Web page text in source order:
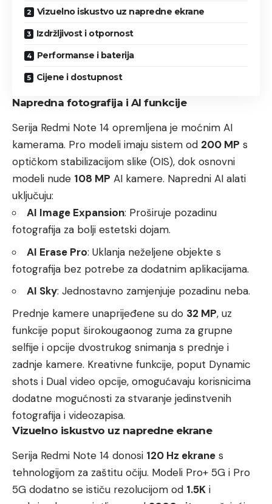
Vizuelno iskustvo uz napredne ekrane
Izdržljivost i otpornost
Performanse i baterija
Cijene i dostupnost
Napredna fotografija i AI funkcije
Serija Redmi Note 14 opremljena je moćnim AI
kamerama. Pro modeli imaju sistem od 200 MP s
optičkom stabilizacijom slike (OIS), dok osnovni
modeli nude 108 MP AI kamere. Napredni AI alati
uključuju:
AI Image Expansion: Proširuje pozadinu
fotografija za bolji estetski dojam.
AI Erase Pro: Uklanja neželjene objekte s
fotografija bez potrebe za dodatnim aplikacijama.
AI Sky: Jednostavno zamjenjuje pozadinu neba.
Prednje kamere unaprijeđene su do 32 MP, uz
funkcije poput širokougaonog zuma za grupne
selfije i opcije dvostrukog snimanja s prednje i
zadnje kamere. Kreativne funkcije, poput Dynamic
shots i Dual video opcije, omogućavaju korisnicima
dodatne mogućnosti za stvaranje jedinstvenih
fotografija i videozapisa.
Vizuelno iskustvo uz napredne ekrane
Serija Redmi Note 14 donosi 120 Hz ekrane s
tehnologijom za zaštitu očiju. Modeli Pro+ 5G i Pro
5G dodatno se ističu rezolucijom od 1.5K i